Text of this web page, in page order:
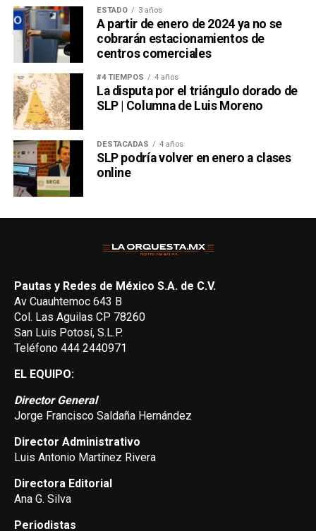
ESTADO 3 años
A partir de enero de 2024 ya no se
cobrarán estacionamientos de
centros comerciales
#4 TIEMPOS 4 años
La disputa por el triángulo dorado de
SLP | Columna de Luis Moreno
DESTACADAS 4 años
SLP podría volver en enero a clases
online
Pautas y Redes de México S.A. de C.V.
Av Cuauhtemoc 643 B
Col. Las Aguilas CP 78260
San Luis Potosí, S.L.P.
Teléfono 444 2440971
EL EQUIPO:
Director General
Jorge Francisco Saldaña Hernández
Director Administrativo
Luis Antonio Martínez Rivera
Directora Editorial
Ana G. Silva
Periodistas